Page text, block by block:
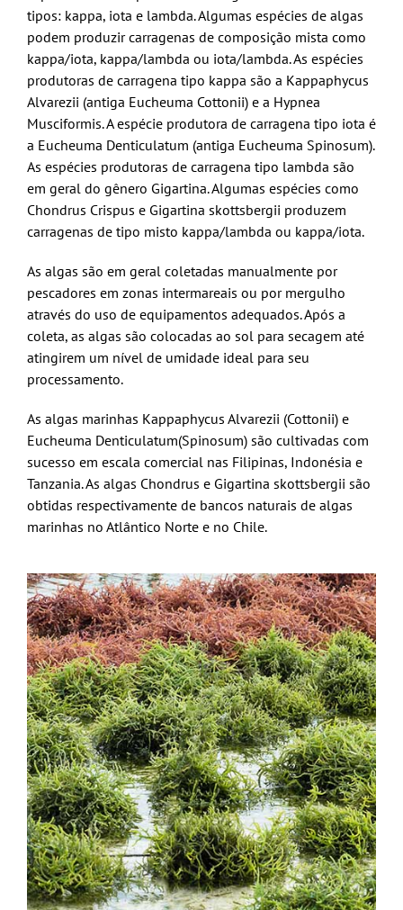
tipos: kappa, iota e lambda. Algumas espécies de algas
podem produzir carragenas de composição mista como
kappa/iota, kappa/lambda ou iota/lambda. As espécies
produtoras de carragena tipo kappa são a Kappaphycus
Alvarezii (antiga Eucheuma Cottonii) e a Hypnea
Musciformis. A espécie produtora de carragena tipo iota é
a Eucheuma Denticulatum (antiga Eucheuma Spinosum).
As espécies produtoras de carragena tipo lambda são
em geral do gênero Gigartina. Algumas espécies como
Chondrus Crispus e Gigartina skottsbergii produzem
carragenas de tipo misto kappa/lambda ou kappa/iota.
As algas são em geral coletadas manualmente por
pescadores em zonas intermareais ou por mergulho
através do uso de equipamentos adequados. Após a
coleta, as algas são colocadas ao sol para secagem até
atingirem um nível de umidade ideal para seu
processamento.
As algas marinhas Kappaphycus Alvarezii (Cottonii) e
Eucheuma Denticulatum(Spinosum) são cultivadas com
sucesso em escala comercial nas Filipinas, Indonésia e
Tanzania. As algas Chondrus e Gigartina skottsbergii são
obtidas respectivamente de bancos naturais de algas
marinhas no Atlântico Norte e no Chile.